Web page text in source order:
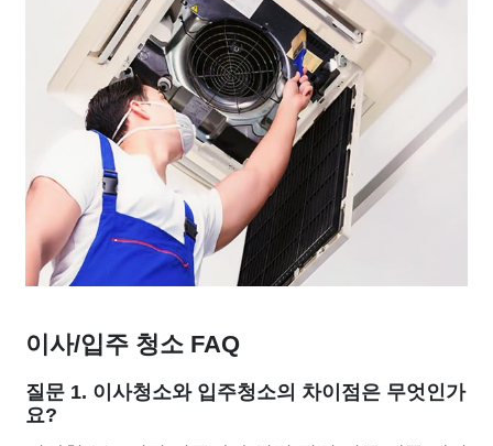
이사/입주 청소 FAQ
질문 1. 이사청소와 입주청소의 차이점은 무엇인가
요?